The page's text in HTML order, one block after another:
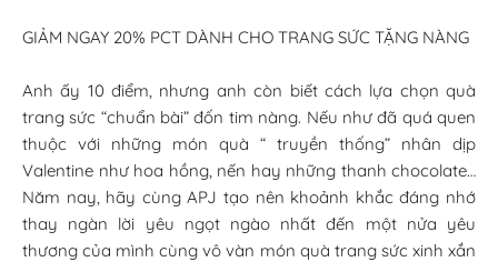
GIẢM NGAY 20% PCT DÀNH CHO TRANG SỨC TẶNG NÀNG
Anh ấy 10 điểm, nhưng anh còn biết cách lựa chọn quà
trang sức “chuẩn bài” đốn tim nàng. Nếu như đã quá quen
thuộc với những món quà “ truyền thống” nhân dịp
Valentine như hoa hồng, nến hay những thanh chocolate…
Năm nay, hãy cùng APJ tạo nên khoảnh khắc đáng nhớ
thay ngàn lời yêu ngọt ngào nhất đến một nửa yêu
thương của mình cùng vô vàn món quà trang sức xinh xắn